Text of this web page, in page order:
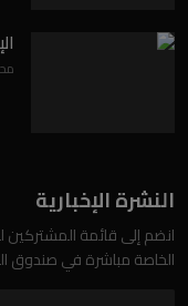
النشرة الإخبارية
انضم إلى قائمة المشتركين
الخاصة مباشرة في صندوق